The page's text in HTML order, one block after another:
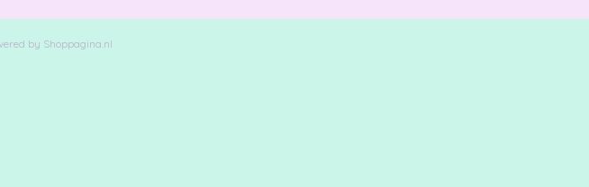
by Shoppagina.nl